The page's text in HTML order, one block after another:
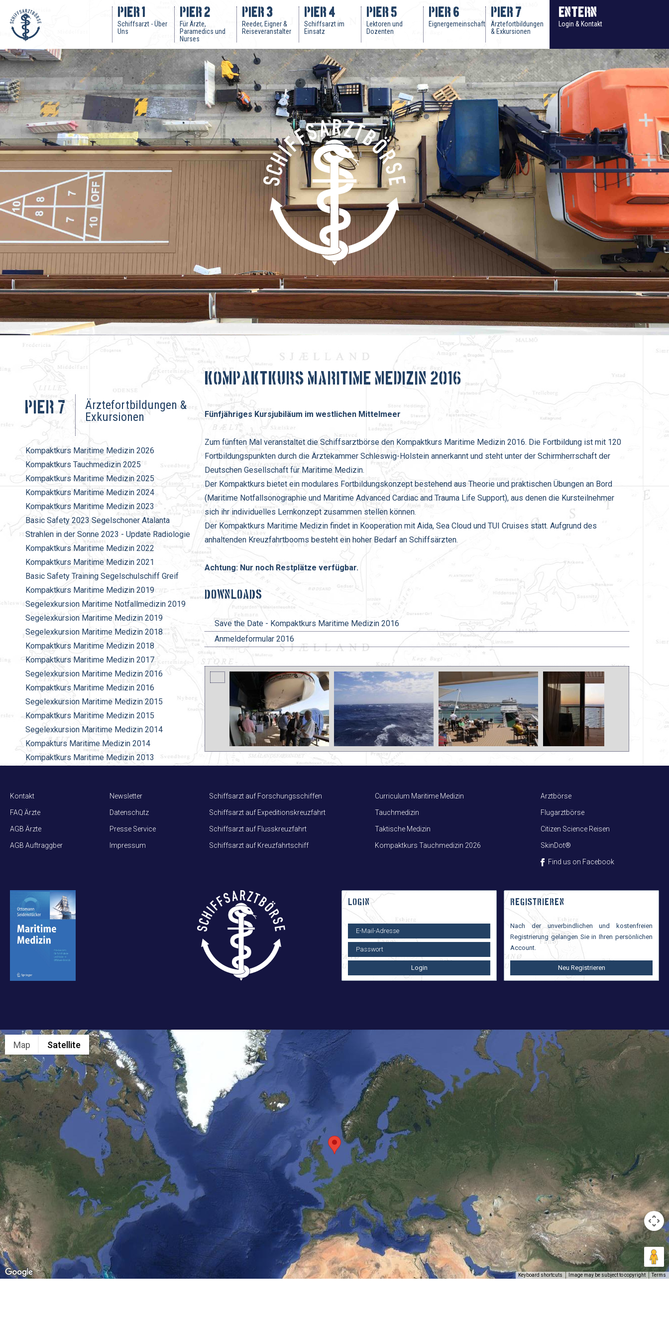
Navigation
überspringen
PIER 1
Schiffsarzt - Über
Uns
Pier 2
Für Ärzte,
Paramedics und
Nurses
Pier 3
Reeder, Eigner &
Reiseveranstalter
Pier 4
Schiffsarzt im
Einsatz
Pier 5
Lektoren und
Dozenten
Pier 6
Eignergemeinschaft
Pier 7
Ärztefortbildungen
& Exkursionen
Navigation
überspringen
Entern
Login & Kontakt
Pier 7
Ärztefortbildungen &
Exkursionen
Kompaktkurs Maritime Medizin 2026
Kompaktkurs Tauchmedizin 2025
Kompaktkurs Maritime Medizin 2025
Kompaktkurs Maritime Medizin 2024
Kompaktkurs Maritime Medizin 2023
Basic Safety 2023 Segelschoner Atalanta
Strahlen in der Sonne 2023 - Update Radiologie
Kompaktkurs Maritime Medizin 2022
Kompaktkurs Maritime Medizin 2021
Basic Safety Training Segelschulschiff Greif
Kompaktkurs Maritime Medizin 2019
Segelexkursion Maritime Notfallmedizin 2019
Segelexkursion Maritime Medizin 2019
Segelexkursion Maritime Medizin 2018
Kompaktkurs Maritime Medizin 2018
Kompaktkurs Maritime Medizin 2017
Segelexkursion Maritime Medizin 2016
Kompaktkurs Maritime Medizin 2016
Segelexkursion Maritime Medizin 2015
Kompaktkurs Maritime Medizin 2015
Segelexkursion Maritime Medizin 2014
Kompakturs Maritime Medizin 2014
Kompaktkurs Maritime Medizin 2013
Kompaktkurs Maritime Medizin 2016
Fünfjähriges Kursjubiläum im westlichen Mittelmeer
Zum fünften Mal veranstaltet die Schiffsarztbörse den Kompaktkurs Maritime Medizin 2016. Die Fortbildung ist mit 120
Fortbildungspunkten durch die Ärztekammer Schleswig-Holstein annerkannt und steht unter der Schirmherrschaft der
Deutschen Gesellschaft für Maritime Medizin.
Der Kompaktkurs bietet ein modulares Fortbildungskonzept bestehend aus Theorie und praktischen Übungen an Bord
(Maritime Notfallsonographie und Maritime Advanced Cardiac and Trauma Life Support), aus denen die Kursteilnehmer
sich ihr individuelles Lernkonzept zusammen stellen können.
Der Kompaktkurs Maritime Medizin findet in Kooperation mit Aida, Sea Cloud und TUI Cruises statt. Aufgrund des
anhaltenden Kreuzfahrtbooms besteht ein hoher Bedarf an Schiffsärzten.
Achtung: Nur noch Restplätze verfügbar.
DOWNLOADS
Save the Date - Kompaktkurs Maritime Medizin 2016
Anmeldeformular 2016
next
Zurück
Navigation
überspringen
Kontakt
FAQ Ärzte
AGB Ärzte
AGB Auftraggber
Newsletter
Datenschutz
Presse Service
Impressum
Schiffsarzt auf Forschungsschiffen
Schiffsarzt auf Expeditionskreuzfahrt
Schiffsarzt auf Flusskreuzfahrt
Schiffsarzt auf Kreuzfahrtschiff
Curriculum Maritime Medizin
Tauchmedizin
Taktische Medizin
Kompaktkurs Tauchmedizin 2026
Arztbörse
Flugarztbörse
Citizen Science Reisen
SkinDot®
Find us on Facebook
LOGIN
Login
REGISTRIEREN
Nach der unverbindlichen und kostenfreien
Registrierung gelangen Sie in Ihren persönlichen
Account.
Neu Registrieren
Map Satellite
Keyboard shortcuts Image may be subject to copyright Terms